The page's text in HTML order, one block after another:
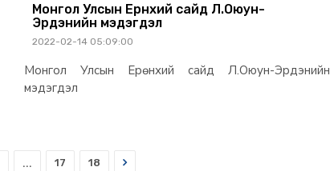
Монгол Улсын Ерөнхий сайд Л.Оюун-
Эрдэнийн мэдэгдэл
2022-02-14 05:09:00
Монгол Улсын Ерөнхий сайд Л.Оюун-Эрдэнийн
мэдэгдэл
... 17 18 Next